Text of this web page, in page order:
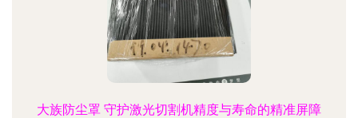
大族防尘罩 守护激光切割机精度与寿命的精准屏障